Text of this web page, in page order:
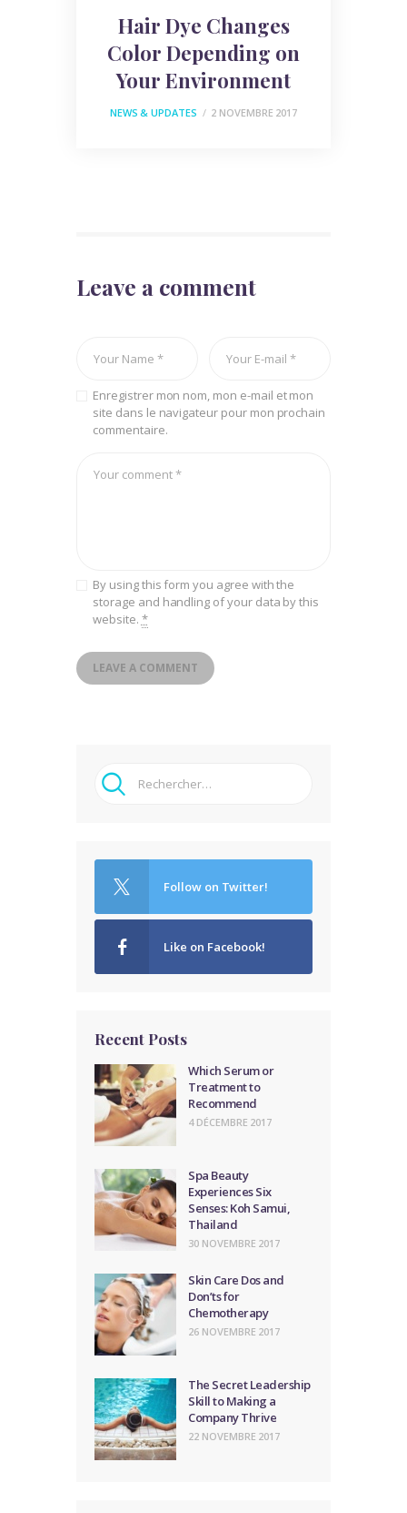
Hair Dye Changes
Color Depending on
Your Environment
NEWS & UPDATES 2 NOVEMBRE 2017
Leave a comment
Enregistrer mon nom, mon e-mail et mon
site dans le navigateur pour mon prochain
commentaire.
By using this form you agree with the
storage and handling of your data by this
website. *
Rechercher :
Follow on Twitter!
Like on Facebook!
Recent Posts
Which Serum or
Treatment to
Recommend
4 DÉCEMBRE 2017
Spa Beauty
Experiences Six
Senses: Koh Samui,
Thailand
30 NOVEMBRE 2017
Skin Care Dos and
Don’ts for
Chemotherapy
26 NOVEMBRE 2017
The Secret Leadership
Skill to Making a
Company Thrive
22 NOVEMBRE 2017